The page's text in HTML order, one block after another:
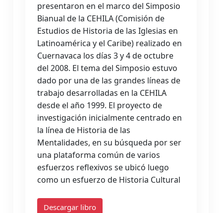
presentaron en el marco del Simposio
Bianual de la CEHILA (Comisión de
Estudios de Historia de las Iglesias en
Latinoamérica y el Caribe) realizado en
Cuernavaca los días 3 y 4 de octubre
del 2008. El tema del Simposio estuvo
dado por una de las grandes líneas de
trabajo desarrolladas en la CEHILA
desde el año 1999. El proyecto de
investigación inicialmente centrado en
la línea de Historia de las
Mentalidades, en su búsqueda por ser
una plataforma común de varios
esfuerzos reflexivos se ubicó luego
como un esfuerzo de Historia Cultural
Descargar libro